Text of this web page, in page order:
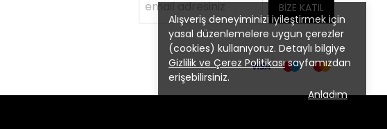
Alışveriş deneyiminizi iyileştirmek için
yasal düzenlemelere uygun çerezler
(cookies) kullanıyoruz. Detaylı bilgiye
Gizlilik ve Çerez Politikasısayfamızdan
erişebilirsiniz.
Anladım
BİZE KATIL